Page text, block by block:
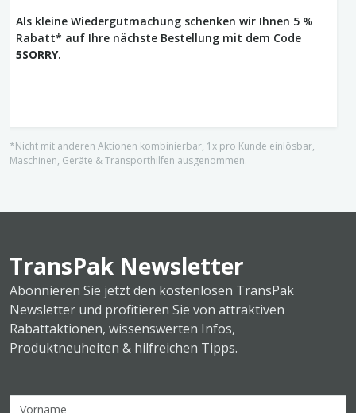
Als kleine Wiedergutmachung schenken wir Ihnen 5 %
Rabatt* auf Ihre nächste Bestellung mit dem Code
5SORRY.
*Nicht mit anderen Aktionen kombinierbar, 1x pro Kunde einlösbar,
Maschinen, Geräte & Transporthilfen ausgenommen.
TransPak Newsletter
Abonnieren Sie jetzt den kostenlosen TransPak
Newsletter und profitieren Sie von attraktiven
Rabattaktionen, wissenswerten Infos,
Produktneuheiten & hilfreichen Tipps.